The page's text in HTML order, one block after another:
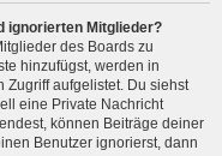
ignorierten Mitglieder?
des Boards zu
hinzufügst, werden in
aufgelistet. Du siehst
eine Private Nachricht
können Beiträge deiner
Benutzer ignorierst, dann